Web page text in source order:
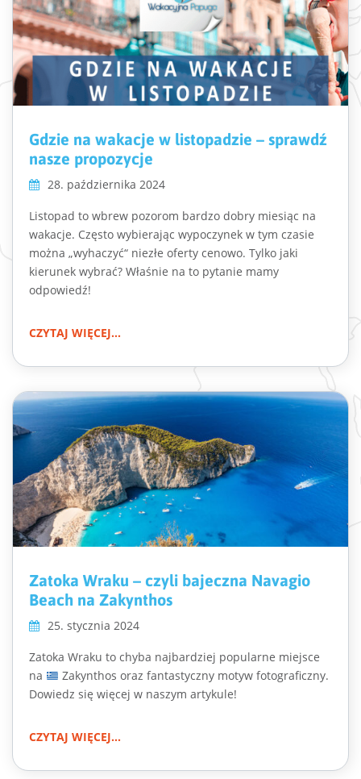
Gdzie na wakacje w listopadzie – sprawdź
nasze propozycje
28. października 2024
Listopad to wbrew pozorom bardzo dobry miesiąc na
wakacje. Często wybierając wypoczynek w tym czasie
można „wyhaczyć“ niezłe oferty cenowo. Tylko jaki
kierunek wybrać? Właśnie na to pytanie mamy
odpowiedź!
CZYTAJ WIĘCEJ...
Zatoka Wraku – czyli bajeczna Navagio
Beach na Zakynthos
25. stycznia 2024
Zatoka Wraku to chyba najbardziej popularne miejsce
na
Zakynthos oraz fantastyczny motyw fotograficzny.
Dowiedz się więcej w naszym artykule!
CZYTAJ WIĘCEJ...